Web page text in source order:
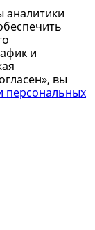
аналитики
и
вы
персональных